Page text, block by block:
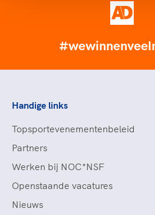
Handige links
Topsportevenementenbeleid
Partners
Werken bij NOC*NSF
Openstaande vacatures
Nieuws